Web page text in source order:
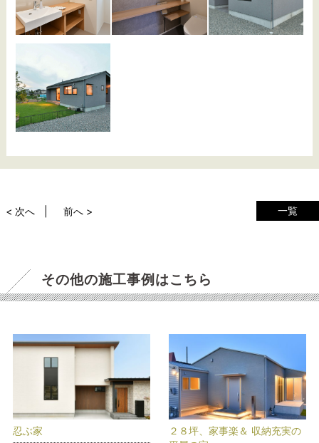
一覧
< 次へ 前へ >
その他の施工事例はこちら
忍ぶ家
２８坪、家事楽＆ 収納充実の